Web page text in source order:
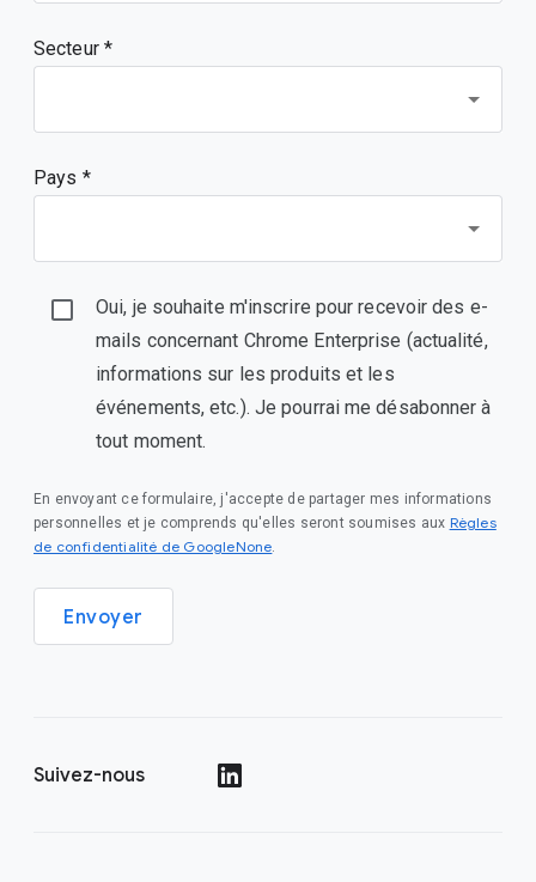
Secteur *
Pays *
Oui, je souhaite m'inscrire pour recevoir des e-
mails concernant Chrome Enterprise (actualité,
informations sur les produits et les
événements, etc.). Je pourrai me désabonner à
tout moment.
En envoyant ce formulaire, j'accepte de partager mes informations
personnelles et je comprends qu'elles seront soumises aux Règles
de confidentialité de GoogleNone.
Envoyer
Suivez-nous